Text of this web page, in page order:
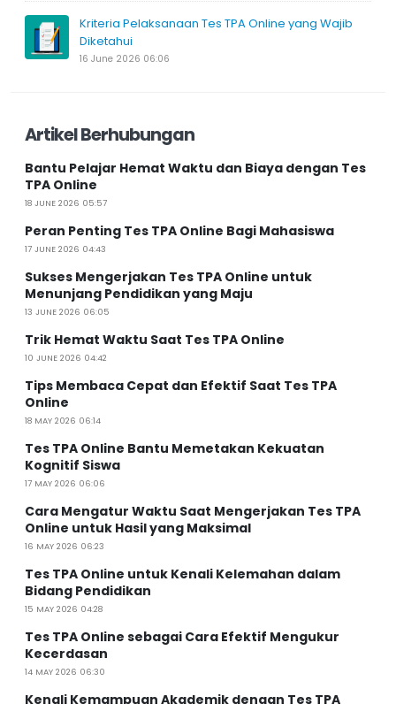
Kriteria Pelaksanaan Tes TPA Online yang Wajib
Diketahui
16 June 2026 06:06
Artikel Berhubungan
Bantu Pelajar Hemat Waktu dan Biaya dengan Tes
TPA Online
18 JUNE 2026 05:57
Peran Penting Tes TPA Online Bagi Mahasiswa
17 JUNE 2026 04:43
Sukses Mengerjakan Tes TPA Online untuk
Menunjang Pendidikan yang Maju
13 JUNE 2026 06:05
Trik Hemat Waktu Saat Tes TPA Online
10 JUNE 2026 04:42
Tips Membaca Cepat dan Efektif Saat Tes TPA
Online
18 MAY 2026 06:14
Tes TPA Online Bantu Memetakan Kekuatan
Kognitif Siswa
17 MAY 2026 06:06
Cara Mengatur Waktu Saat Mengerjakan Tes TPA
Online untuk Hasil yang Maksimal
16 MAY 2026 06:23
Tes TPA Online untuk Kenali Kelemahan dalam
Bidang Pendidikan
15 MAY 2026 04:28
Tes TPA Online sebagai Cara Efektif Mengukur
Kecerdasan
14 MAY 2026 06:30
Kenali Kemampuan Akademik dengan Tes TPA